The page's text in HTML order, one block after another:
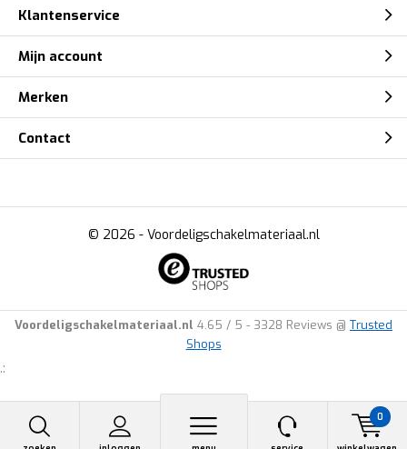
0
Klantenservice
Mijn account
Merken
Contact
© 2026 - Voordeligschakelmateriaal.nl
Voordeligschakelmateriaal.nl 4.65 / 5 - 3328 Reviews @ Trusted
Shops
.: